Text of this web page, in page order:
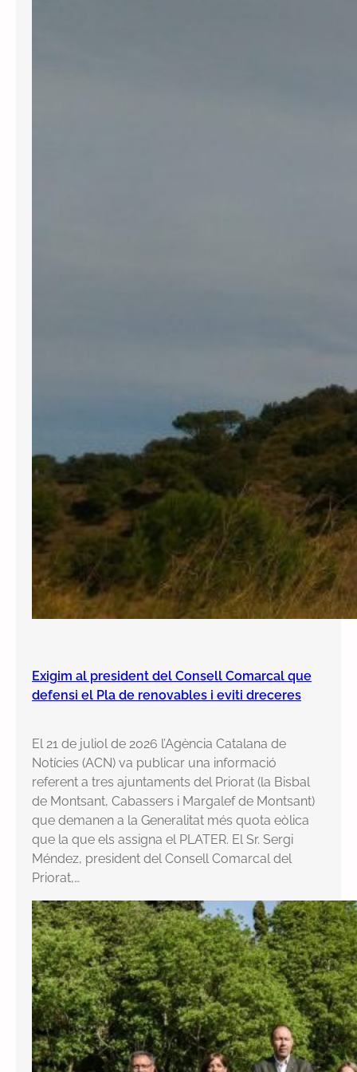
Exigim al president del Consell Comarcal que
defensi el Pla de renovables i eviti dreceres
El 21 de juliol de 2026 l’Agència Catalana de
Notícies (ACN) va publicar una informació
referent a tres ajuntaments del Priorat (la Bisbal
de Montsant, Cabassers i Margalef de Montsant)
que demanen a la Generalitat més quota eòlica
que la que els assigna el PLATER. El Sr. Sergi
Méndez, president del Consell Comarcal del
Priorat,…